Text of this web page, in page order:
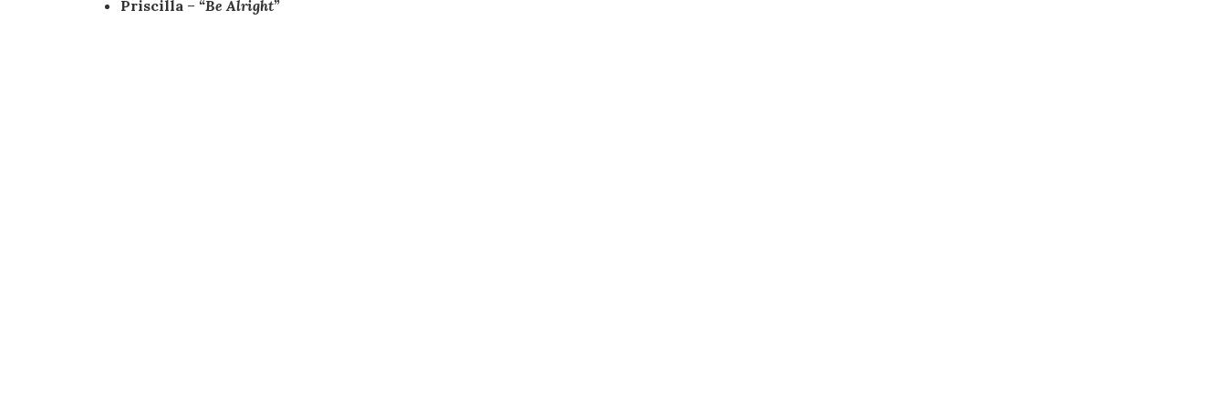
Priscilla – “Be Alright”